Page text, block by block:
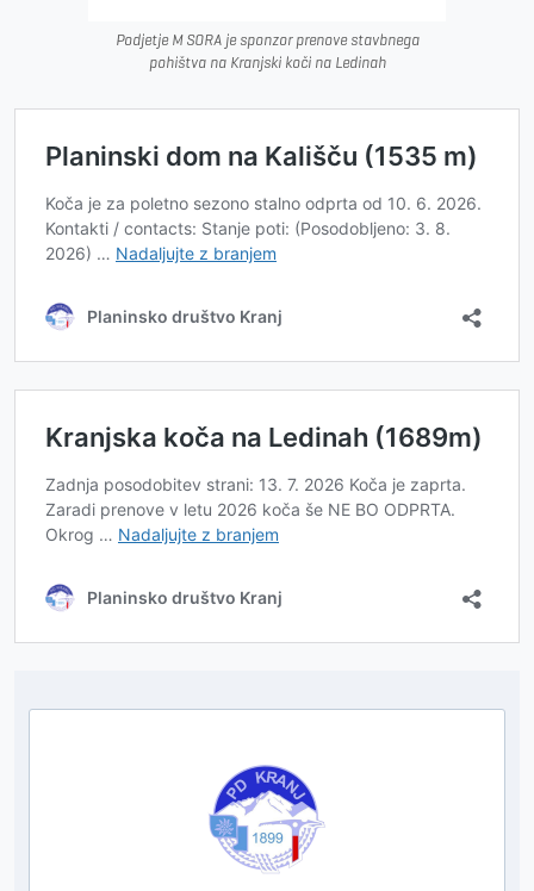
Podjetje M SORA je sponzor prenove stavbnega
pohištva na Kranjski koči na Ledinah